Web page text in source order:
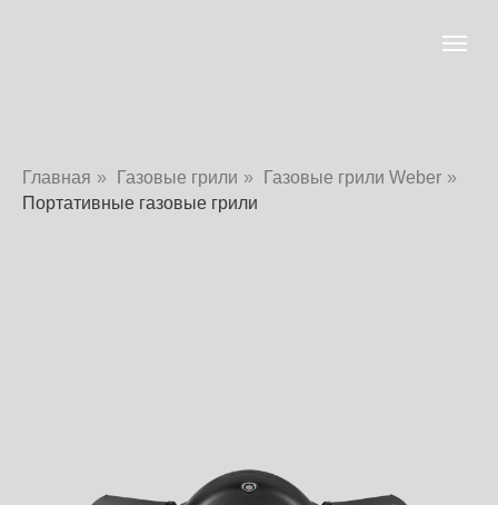
Главная » Газовые грили » Газовые грили Weber »
Портативные газовые грили